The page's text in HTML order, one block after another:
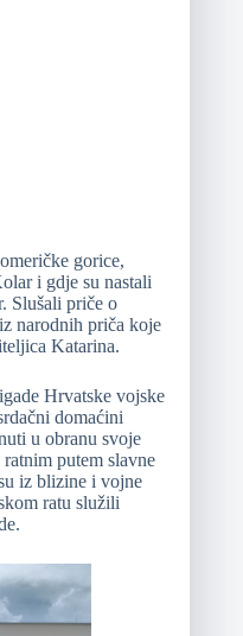
gorice,
i gdje su nastali
Slušali priče o
narodnih priča koje
Katarina.
Hrvatske vojske
domaćini
u obranu svoje
putem slavne
iz blizine i vojne
ratu služili